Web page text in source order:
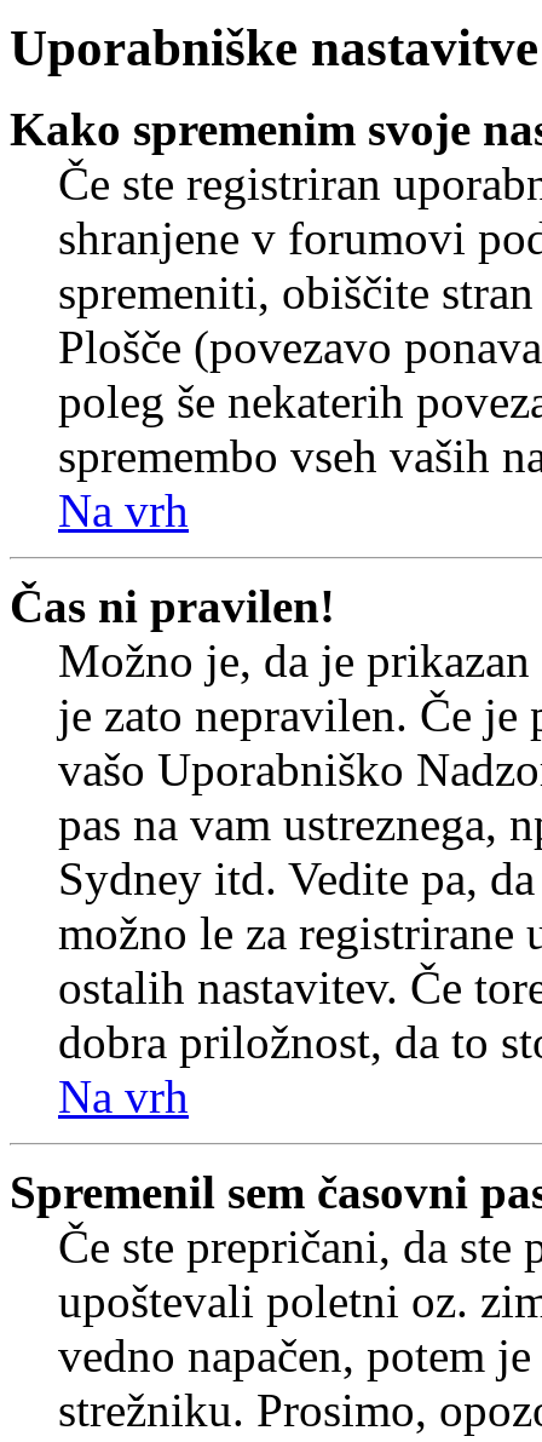
Uporabniške nastavitve
Kako spremenim svoje
Če ste registriran
shranjene v forumovi
spremeniti, obiščite
Plošče (povezavo
poleg še nekaterih
spremembo vseh vaših
Na vrh
Čas ni pravilen!
Možno je, da je prikazan
je zato nepravilen. Če
vašo Uporabniško
pas na vam ustreznega,
Sydney itd. Vedite pa,
možno le za registrirane
ostalih nastavitev. Če
dobra priložnost, da to
Na vrh
Spremenil sem časovni
Če ste prepričani, da
upoštevali poletni oz.
vedno napačen, potem
strežniku. Prosimo,